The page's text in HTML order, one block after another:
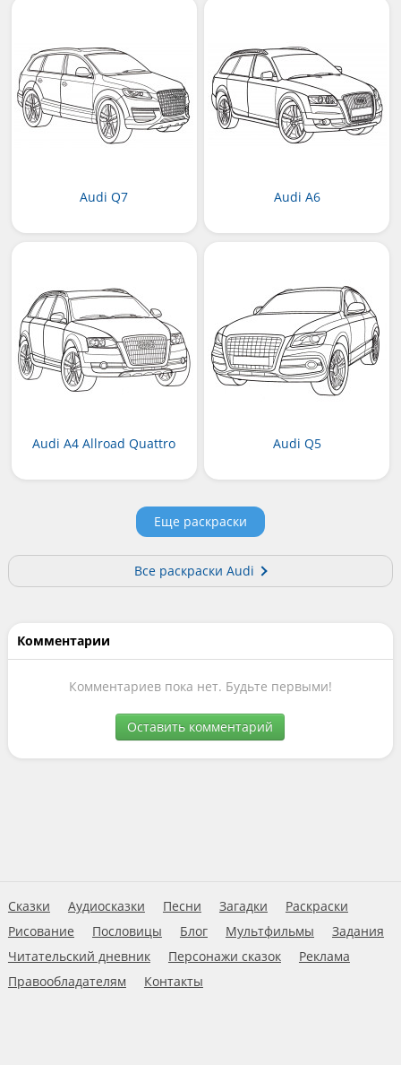
Audi Q7 Audi A6
Audi A4 Allroad Quattro Audi Q5
Еще раскраски
Все раскраски Audi
Комментарии
Комментариев пока нет. Будьте первыми!
Оставить комментарий
Сказки Аудиосказки Песни Загадки
Раскраски
Рисование
Пословицы Блог Мультфильмы
Задания
Читательский дневник
Персонажи сказок
Реклама
Правообладателям
Контакты